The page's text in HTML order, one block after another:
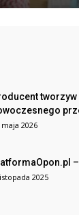
maja 2026
2025